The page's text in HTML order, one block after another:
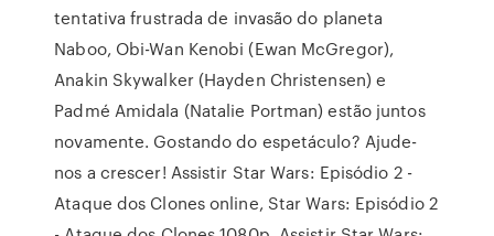
tentativa frustrada de invasão do planeta
Naboo, Obi-Wan Kenobi (Ewan McGregor),
Anakin Skywalker (Hayden Christensen) e
Padmé Amidala (Natalie Portman) estão juntos
novamente. Gostando do espetáculo? Ajude-
nos a crescer! Assistir Star Wars: Episódio 2 -
Ataque dos Clones online, Star Wars: Episódio 2